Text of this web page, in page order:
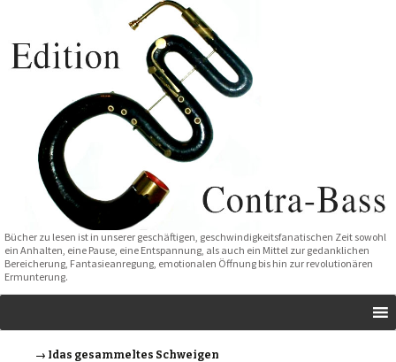
Bücher zu lesen ist in unserer geschäftigen, geschwindigkeitsfanatischen Zeit sowohl
ein Anhalten, eine Pause, eine Entspannung, als auch ein Mittel zur gedanklichen
Bereicherung, Fantasieanregung, emotionalen Öffnung bis hin zur revolutionären
Ermunterung.
→ Idas gesammeltes Schweigen